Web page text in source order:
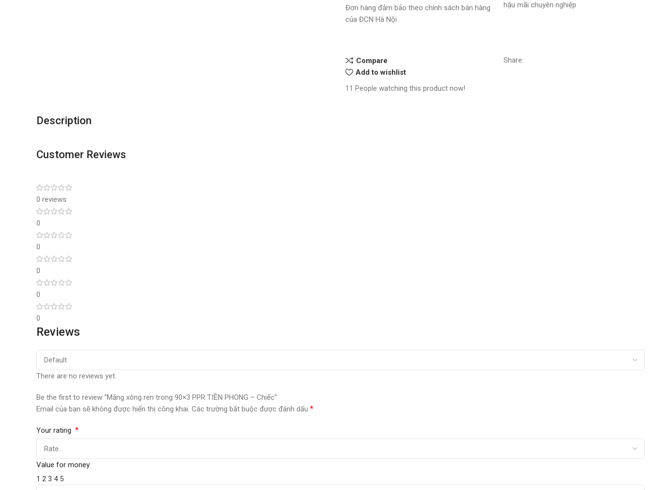
Đơn hàng đảm bảo theo chính sách bán hàng
của ĐCN Hà Nội
hậu mãi chuyên nghiệp
Compare
Add to wishlist
Share:
11 People watching this product now!
Description
Customer Reviews
0 reviews
0
0
0
0
0
Reviews
There are no reviews yet.
Be the first to review “Măng xông ren trong 90×3 PPR TIỀN PHONG – Chiếc”
Email của bạn sẽ không được hiển thị công khai. Các trường bắt buộc được đánh dấu *
Your rating *
Value for money
1 2 3 4 5